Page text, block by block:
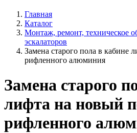
Главная
Каталог
Монтаж, ремонт, техническое
эскалаторов
Замена старого пола в кабине
рифленного алюминия
Замена старого
лифта на новый
рифленного